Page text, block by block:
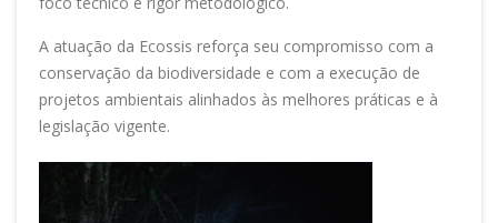
A atuação da Ecossis reforça seu compromisso com a
conservação da biodiversidade e com a execução de
projetos ambientais alinhados às melhores práticas e à
legislação vigente.